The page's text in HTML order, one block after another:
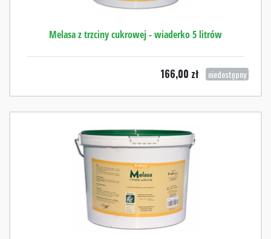
Melasa z trzciny cukrowej - wiaderko 5 litrów
166,00 zł niedostępny